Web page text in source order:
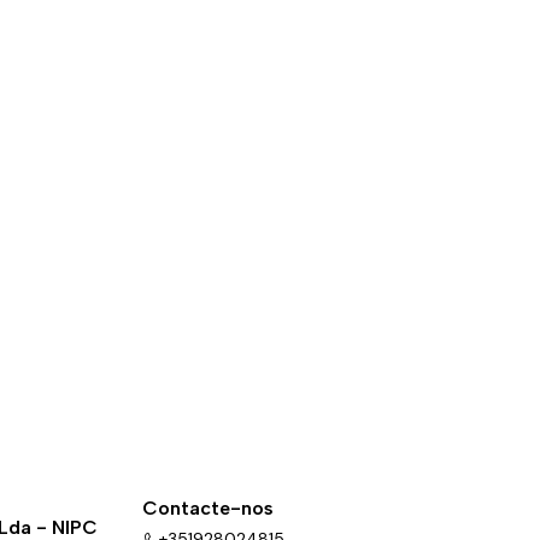
- NIPC
Contacte-nos